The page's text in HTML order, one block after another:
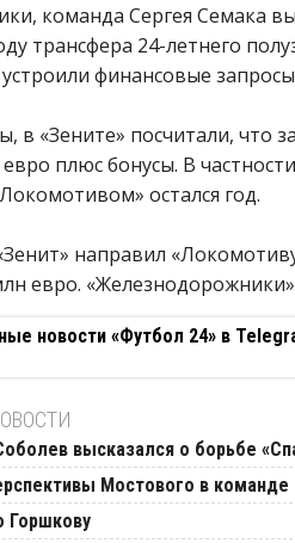
команда Сергея Семака
трансфера 24-летнего
финансовые
в «Зените» посчитали, что
плюс бонусы. В
остался год.
направил
евро.
новости «Футбол 24» в
высказался о борьбе
Мостового в команде
Горшкову